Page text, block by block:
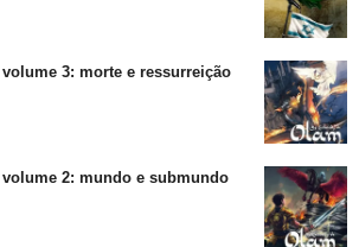
3: morte e ressurreição
2: mundo e submundo